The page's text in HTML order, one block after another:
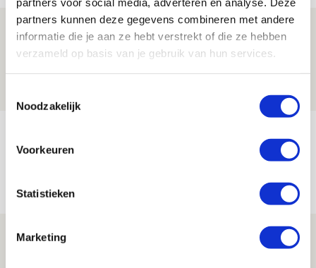
partners kunnen deze gegevens combineren met andere
informatie die je aan ze hebt verstrekt of die ze hebben
verzameld op basis van je gebruik van hun services.
Noodzakelijk
Voorkeuren
Statistieken
Marketing
Trotse Klaassen: ‘Vierhonderd duels
voor mijn club is heel speciaal’
06 AUGUSTUS 2026 - 23:43
Ajax zet Shelbourne eenvoudig opzij en
reist met vertrouwen naar Dublin
NIEUWS
Word ballenjongen of -meid bij Jong